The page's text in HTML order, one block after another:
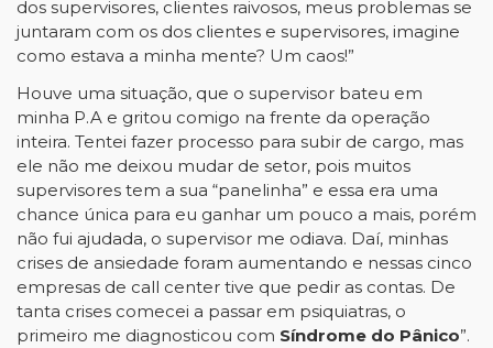
dos supervisores, clientes raivosos, meus problemas se
juntaram com os dos clientes e supervisores, imagine
como estava a minha mente? Um caos!”
Houve uma situação, que o supervisor bateu em
minha P.A e gritou comigo na frente da operação
inteira. Tentei fazer processo para subir de cargo, mas
ele não me deixou mudar de setor, pois muitos
supervisores tem a sua “panelinha” e essa era uma
chance única para eu ganhar um pouco a mais, porém
não fui ajudada, o supervisor me odiava. Daí, minhas
crises de ansiedade foram aumentando e nessas cinco
empresas de call center tive que pedir as contas. De
tanta crises comecei a passar em psiquiatras, o
primeiro me diagnosticou com Síndrome do Pânico”.